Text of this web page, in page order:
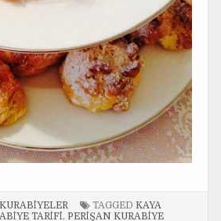
KURABIYELER TAGGED KAYA
TARIFI, PERIŞAN KURABIYE